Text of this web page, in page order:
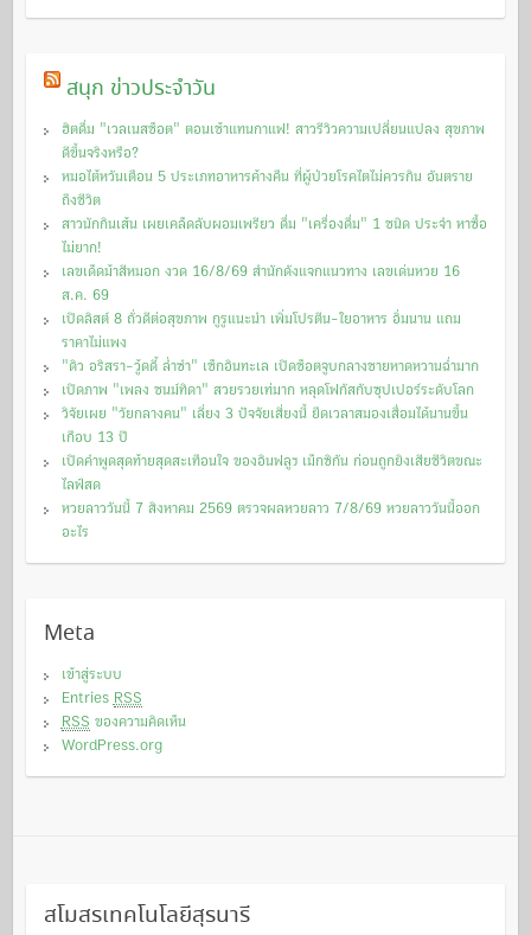
สนุก ข่าวประจำวัน
ฮิตดื่ม "เวลเนสช็อต" ตอนเช้าแทนกาแฟ! สาวรีวิวความเปลี่ยนแปลง สุขภาพ
ดีขึ้นจริงหรือ?
หมอไต้หวันเตือน 5 ประเภทอาหารค้างคืน ที่ผู้ป่วยโรคไตไม่ควรกิน อันตราย
ถึงชีวิต
สาวนักกินเส้น เผยเคล็ดลับผอมเพรียว ดื่ม "เครื่องดื่ม" 1 ชนิด ประจำ หาซื้อ
ไม่ยาก!
เลขเด็ดม้าสีหมอก งวด 16/8/69 สำนักดังแจกแนวทาง เลขเด่นหวย 16
ส.ค. 69
เปิดลิสต์ 8 ถั่วดีต่อสุขภาพ กูรูแนะนำ เพิ่มโปรตีน-ใยอาหาร อิ่มนาน แถม
ราคาไม่แพง
"ดิว อริสรา-วู้ดดี้ ล่ำซำ" เช็กอินทะเล เปิดช็อตจูบกลางชายหาดหวานฉ่ำมาก
เปิดภาพ "เพลง ชนม์ทิดา" สวยรวยเท่มาก หลุดโฟกัสกับซุปเปอร์ระดับโลก
วิจัยเผย "วัยกลางคน" เลี่ยง 3 ปัจจัยเสี่ยงนี้ ยืดเวลาสมองเสื่อมได้นานขึ้น
เกือบ 13 ปี
เปิดคำพูดสุดท้ายสุดสะเทือนใจ ของอินฟลูฯ เม็กซิกัน ก่อนถูกยิงเสียชีวิตขณะ
ไลฟ์สด
หวยลาววันนี้ 7 สิงหาคม 2569 ตรวจผลหวยลาว 7/8/69 หวยลาววันนี้ออก
อะไร
Meta
เข้าสู่ระบบ
Entries RSS
RSS ของความคิดเห็น
WordPress.org
สโมสรเทคโนโลยีสุรนารี